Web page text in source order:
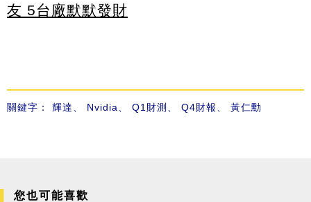
友 5台廠默默發財
關鍵字： 輝達 Nvidia Q1財測 Q4財報 黃仁勳
您也可能喜歡